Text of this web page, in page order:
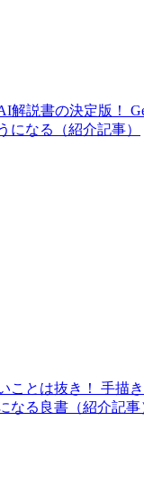
解説書の決定版！
になる（紹介記事）
ことは抜き！ 手描
なる良書（紹介記事